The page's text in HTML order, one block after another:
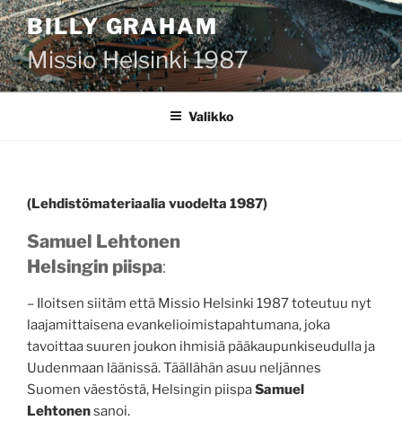
Siirry
sisältöönBILLY GRAHAM
Missio Helsinki 1987
Valikko
(Lehdistömateriaalia vuodelta 1987)
Samuel Lehtonen
Helsingin piispa:
– Iloitsen siitäm että Missio Helsinki 1987 toteutuu nyt
laajamittaisena evankelioimistapahtumana, joka
tavoittaa suuren joukon ihmisiä pääkaupunkiseudulla ja
Uudenmaan läänissä. Täällähän asuu neljännes
Suomen väestöstä, Helsingin piispaSamuel
Lehtonensanoi.